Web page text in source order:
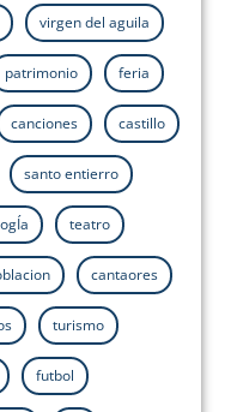
virgen del aguila
patrimonio feria
canciones castillo
santo entierro
teatro
cantaores
turismo
futbol